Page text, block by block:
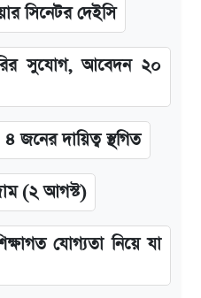
সিনেটর দেইসি
সুযোগ, আবেদন ২০
জনের দায়িত্ব স্থগিত
(২ আগস্ট)
যোগ্যতা নিয়ে যা